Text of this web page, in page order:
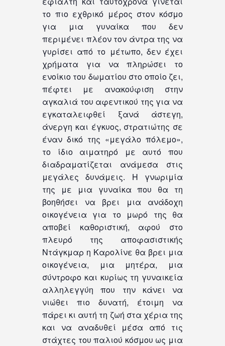
το πιο εχθρικό μέρος στον κόσμο
για μια γυναίκα που δεν
περιμένει πλέον τον άντρα της να
γυρίσει από το μέτωπο, δεν έχει
χρήματα για να πληρώσει το
ενοίκιο του δωματίου στο οποίο ζει,
πέφτει με ανακούφιση στην
αγκαλιά του αφεντικού της για να
εγκαταλειφθεί ξανά άστεγη,
άνεργη και έγκυος, στρατιώτης σε
έναν δικό της «μεγάλο πόλεμο»,
το ίδιο αιματηρό με αυτό που
διαδραματίζεται ανάμεσα στις
μεγάλες δυνάμεις. Η γνωριμία
της με μια γυναίκα που θα τη
βοηθήσει να βρει μια ανάδοχη
οικογένεια για το μωρό της θα
αποβεί καθοριστική, αφού στο
πλευρό της αποφασιστικής
Ντάγκμαρ η Καρολίνε θα βρει μια
οικογένεια, μια μητέρα, μια
σύντροφο και κυρίως τη γυναικεία
αλληλεγγύη που την κάνει να
νιώθει πιο δυνατή, έτοιμη να
πάρει κι αυτή τη ζωή στα χέρια της
και να αναδυθεί μέσα από τις
στάχτες του παλιού κόσμου ως μια